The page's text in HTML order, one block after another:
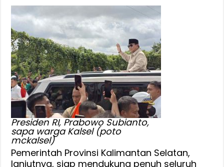
Presiden RI, Prabowo Subianto,
sapa warga Kalsel (poto
mckalsel)
Pemerintah Provinsi Kalimantan Selatan,
lanjutnya, siap mendukung penuh seluruh